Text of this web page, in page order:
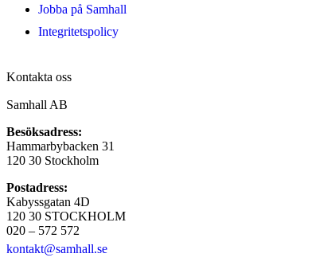
Jobba på Samhall
Integritetspolicy
Kontakta oss
Samhall AB
Besöksadress:
Hammarbybacken 31
120 30 Stockholm
Postadress:
Kabyssgatan 4D
120 30 STOCKHOLM
020 – 572 572
kontakt@samhall.se